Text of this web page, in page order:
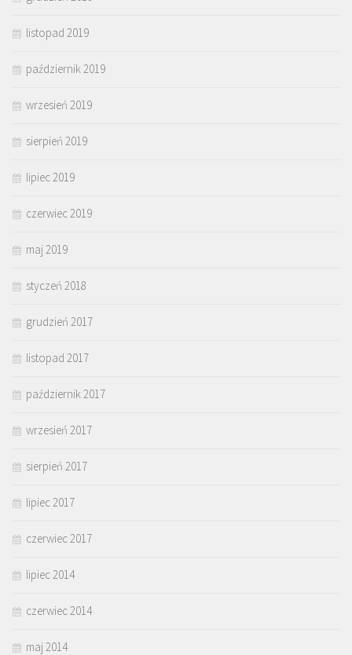
listopad 2019
październik 2019
wrzesień 2019
sierpień 2019
lipiec 2019
czerwiec 2019
maj 2019
styczeń 2018
grudzień 2017
listopad 2017
październik 2017
wrzesień 2017
sierpień 2017
lipiec 2017
czerwiec 2017
lipiec 2014
czerwiec 2014
maj 2014